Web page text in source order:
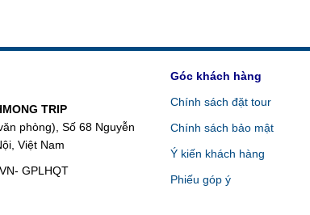
TRIP
phòng), Số 68 Nguyễn
Việt Nam
GPLHQT
Góc khách hàng
Chính sách đặt tour
Chính sách bảo mật
Ý kiến khách hàng
Phiếu góp ý